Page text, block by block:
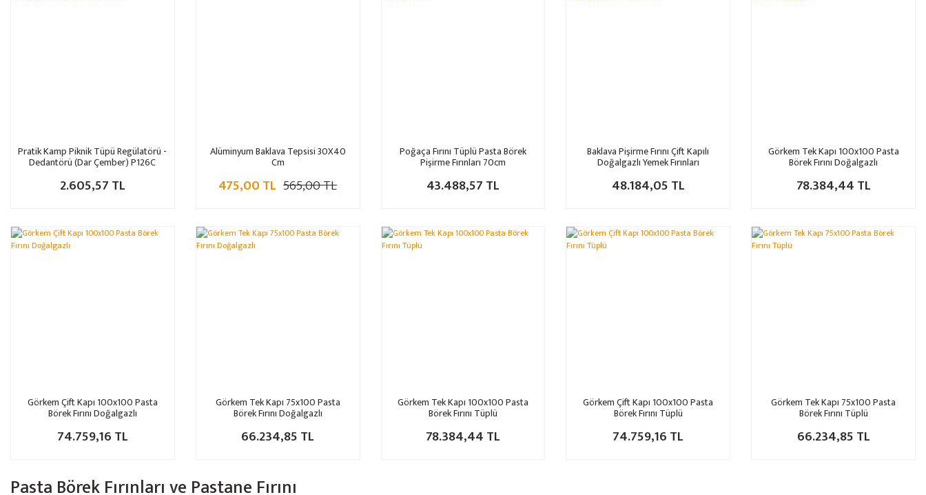
Pratik Kamp Piknik Tüpü Regülatörü -
Dedantörü (Dar Çember) P126C
2.605,57 TL
Alüminyum Baklava Tepsisi 30X40
Cm
475,00 TL 565,00 TL
Poğaça Fırını Tüplü Pasta Börek
Pişirme Fırınları 70cm
43.488,57 TL
Baklava Pişirme Fırını Çift Kapılı
Doğalgazlı Yemek Fırınları
48.184,05 TL
Görkem Tek Kapı 100x100 Pasta
Börek Fırını Doğalgazlı
78.384,44 TL
Görkem Çift Kapı 100x100 Pasta
Börek Fırını Doğalgazlı
74.759,16 TL
Görkem Tek Kapı 75x100 Pasta
Börek Fırını Doğalgazlı
66.234,85 TL
Görkem Tek Kapı 100x100 Pasta
Börek Fırını Tüplü
78.384,44 TL
Görkem Çift Kapı 100x100 Pasta
Börek Fırını Tüplü
74.759,16 TL
Görkem Tek Kapı 75x100 Pasta
Börek Fırını Tüplü
66.234,85 TL
Pasta Börek Fırınları ve Pastane Fırını